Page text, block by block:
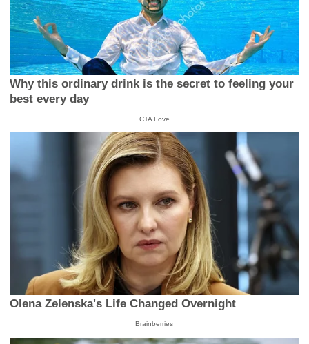
Why this ordinary drink is the secret to feeling your
best every day
CTA Love
Olena Zelenska's Life Changed Overnight
Brainberries